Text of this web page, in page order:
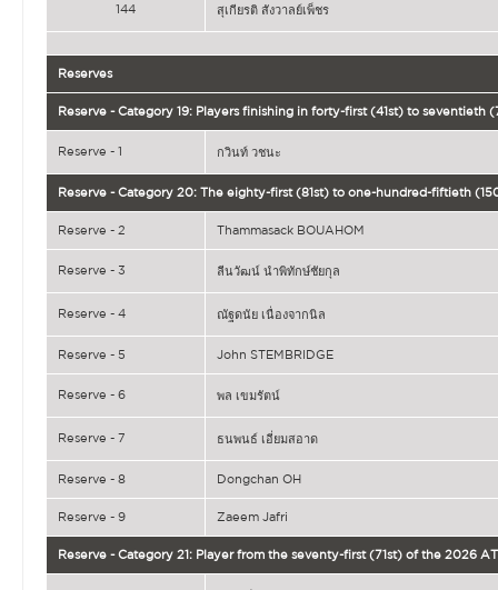
144 สุเกียรติ สังวาลย์เพ็ชร
Reserves
Reserve - Category 19: Players finishing in forty-first (41st) to
Reserve - 1 กวินท์ วชนะ
Reserve - Category 20: The eighty-first (81st) to one-hundred-fiftieth
Reserve - 2 Thammasack BOUAHOM
Reserve - 3 ลีนวัฒน์ นำพิทักษ์ชัยกุล
Reserve - 4 ณัฐดนัย เนื่องจากนิล
Reserve - 5 John STEMBRIDGE
Reserve - 6 พล เขมรัตน์
Reserve - 7 ธนพนธ์ เอี่ยมสอาด
Reserve - 8 Dongchan OH
Reserve - 9 Zaeem Jafri
Reserve - Category 21: Player from the seventy-first (71st) of the 2026